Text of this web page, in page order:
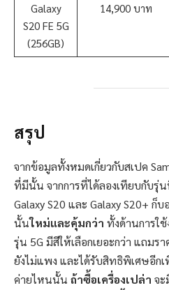
Galaxy
S20 FE 5G
(256GB)
14,900 บาท
สรุป
จากข้อมูลทั้งหมดเกี่ยวกับสเปค
ที่มีนั้น จากการที่ได้ลองเทียบกับรุ่
Galaxy S20 และ Galaxy S20+ ก็บ
นั้นใหม่และคุ้มกว่า ทั้งด้านการใ
รุ่น 5G มีสีให้เลือกเยอะกว่า แถม
ยังไม่แพง และได้รับสิทธิพิเศษอีก
ค่ายไหนนั้น ถ้าซื้อเครื่องเปล่า จ